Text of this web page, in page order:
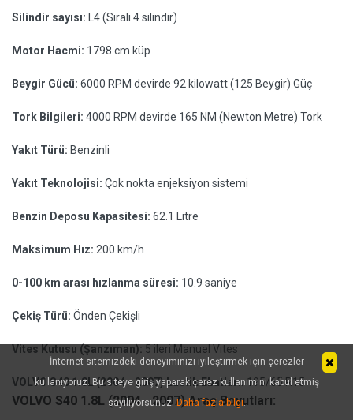
Silindir sayısı: L4 (Sıralı 4 silindir)
Motor Hacmi: 1798 cm küp
Beygir Gücü: 6000 RPM devirde 92 kilowatt (125 Beygir) Güç
Tork Bilgileri: 4000 RPM devirde 165 NM (Newton Metre) Tork
Yakıt Türü: Benzinli
Yakıt Teknolojisi: Çok nokta enjeksiyon sistemi
Benzin Deposu Kapasitesi: 62.1 Litre
Maksimum Hız: 200 km/h
0-100 km arası hızlanma süresi: 10.9 saniye
Çekiş Türü: Önden Çekişli
Vites Kutusu (Şanzıman): 5 ileri Manuel Vites
VOLVO S40 1.8L (2004 - 2007) Lastik Ebatları:195/65 R15
VOLVO S40 1.8L (2004 - 2007) Araç Boyutları:
İnternet sitemizdeki deneyiminizi iyileştirmek için çerezler
kullanıyoruz. Bu siteye giriş yaparak çerez kullanımını kabul etmiş
sayılıyorsunuz.Daha fazla bilgi.